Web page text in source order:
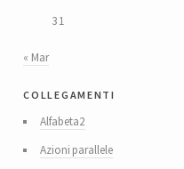
31
« Mar
collegamenti
Alfabeta2
Azioni parallele